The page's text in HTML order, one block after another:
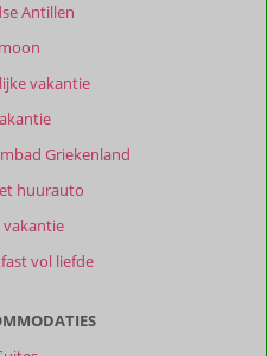
Antillen
vakantie
Griekenland
huurauto
vakantie
vol liefde